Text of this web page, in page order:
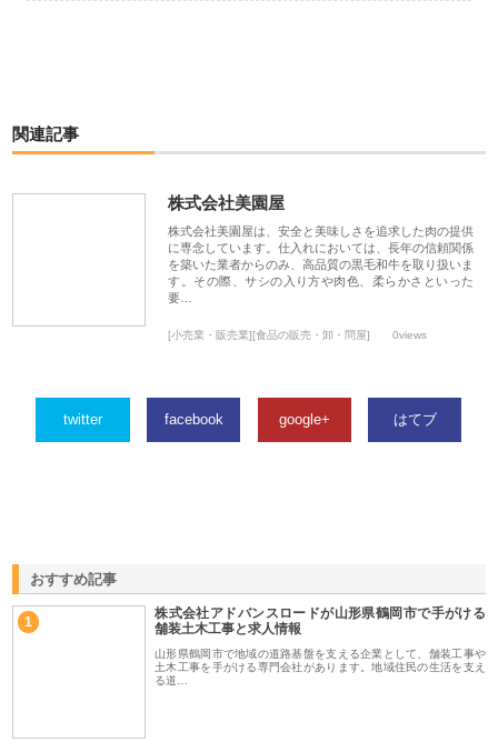
関連記事
株式会社美園屋
株式会社美園屋は、安全と美味しさを追求した肉の提供
に専念しています。仕入れにおいては、長年の信頼関係
を築いた業者からのみ、高品質の黒毛和牛を取り扱いま
す。その際、サシの入り方や肉色、柔らかさといった
要…
[小売業・販売業][食品の販売・卸・問屋] 0views
twitter facebook google+ はてブ
おすすめ記事
1
株式会社アドバンスロードが山形県鶴岡市で手がける
舗装土木工事と求人情報
山形県鶴岡市で地域の道路基盤を支える企業として、舗装工事や
土木工事を手がける専門会社があります。地域住民の生活を支え
る道…